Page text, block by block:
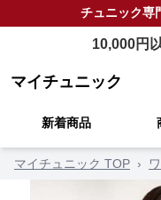
チュニック専
10,000円
マイチュニック
新着商品
マイチュニック TOP ›